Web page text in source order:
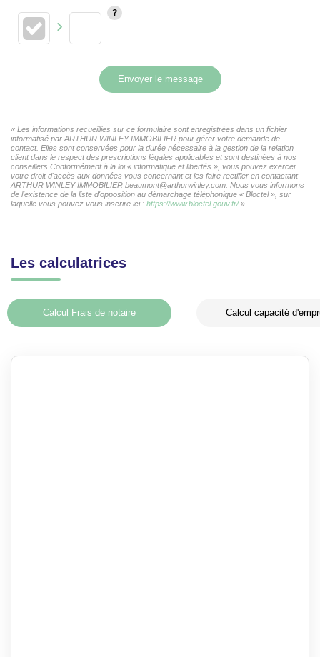
Envoyer le message
« Les informations recueillies sur ce formulaire sont enregistrées dans un fichier
informatisé par ARTHUR WINLEY IMMOBILIER pour gérer votre demande de
contact. Elles sont conservées pour la durée nécessaire à la gestion de la relation
client dans le respect des prescriptions légales applicables et sont destinées à nos
conseillers Conformément à la loi « informatique et libertés », vous pouvez exercer
votre droit d'accès aux données vous concernant et les faire rectifier en contactant
ARTHUR WINLEY IMMOBILIER beaumont@arthurwinley.com. Nous vous informons
de l'existence de la liste d'opposition au démarchage téléphonique « Bloctel », sur
laquelle vous pouvez vous inscrire ici : https://www.bloctel.gouv.fr/»
Les calculatrices
Calcul Frais de notaire Calcul capacité